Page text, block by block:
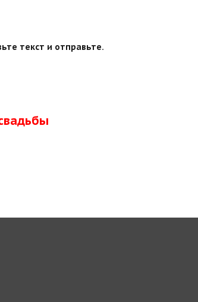
текст и отправьте.